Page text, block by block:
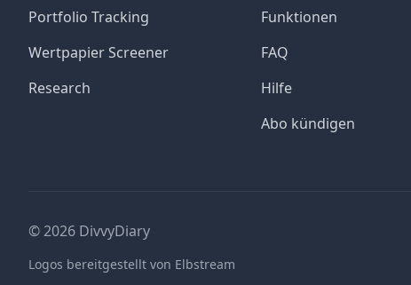
Portfolio Tracking
Wertpapier Screener
Research
Funktionen
FAQ
Hilfe
Abo kündigen
©2026 DivvyDiary
Logos bereitgestellt von Elbstream